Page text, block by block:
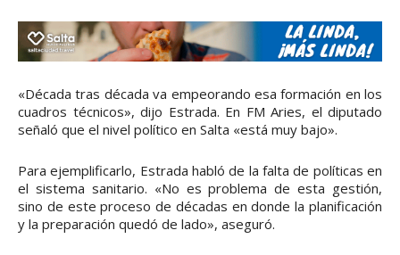
«Década tras década va empeorando esa formación en los
cuadros técnicos», dijo Estrada. En FM Aries, el diputado
señaló que el nivel político en Salta «está muy bajo».
Para ejemplificarlo, Estrada habló de la falta de políticas en
el sistema sanitario. «No es problema de esta gestión,
sino de este proceso de décadas en donde la planificación
y la preparación quedó de lado», aseguró.